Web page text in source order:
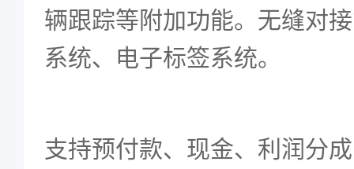
辆跟踪等附加功能。无缝对
系统、电子标签系统。
支持预付款、现金、利润分